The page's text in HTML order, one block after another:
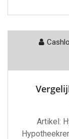
Artikel: